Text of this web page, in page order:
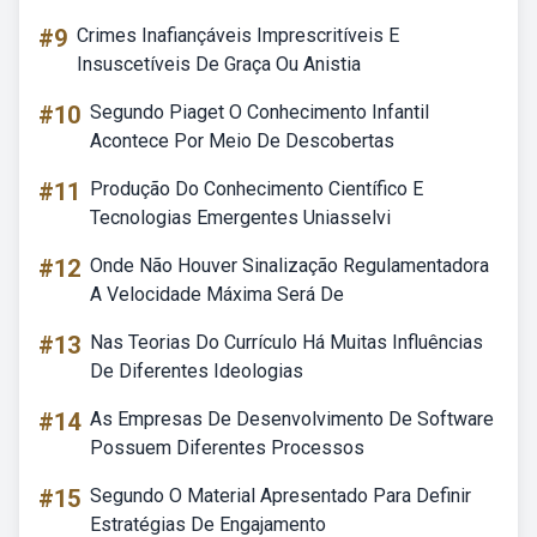
#9 Crimes Inafiançáveis Imprescritíveis E
Insuscetíveis De Graça Ou Anistia
#10 Segundo Piaget O Conhecimento Infantil
Acontece Por Meio De Descobertas
#11
Produção Do Conhecimento Científico E
Tecnologias Emergentes Uniasselvi
#12 Onde Não Houver Sinalização Regulamentadora
A Velocidade Máxima Será De
#13 Nas Teorias Do Currículo Há Muitas Influências
De Diferentes Ideologias
#14 As Empresas De Desenvolvimento De Software
Possuem Diferentes Processos
#15 Segundo O Material Apresentado Para Definir
Estratégias De Engajamento